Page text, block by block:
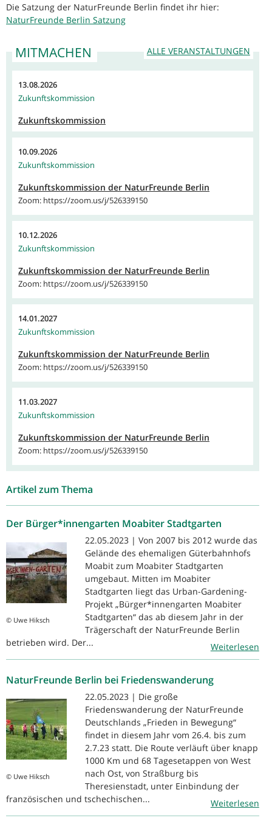
Die Satzung der NaturFreunde Berlin findet ihr hier:
NaturFreunde Berlin Satzung
ALLE VERANSTALTUNGEN
MITMACHEN
13.08.2026
Zukunftskommission
Zukunftskommission
10.09.2026
Zukunftskommission
Zukunftskommission der NaturFreunde Berlin
Zoom: https://zoom.us/j/526339150
10.12.2026
Zukunftskommission
Zukunftskommission der NaturFreunde Berlin
Zoom: https://zoom.us/j/526339150
14.01.2027
Zukunftskommission
Zukunftskommission der NaturFreunde Berlin
Zoom: https://zoom.us/j/526339150
11.03.2027
Zukunftskommission
Zukunftskommission der NaturFreunde Berlin
Zoom: https://zoom.us/j/526339150
Artikel zum Thema
Der Bürger*innengarten Moabiter Stadtgarten
© Uwe Hiksch
22.05.2023 | Von 2007 bis 2012 wurde das
Gelände des ehemaligen Güterbahnhofs
Moabit zum Moabiter Stadtgarten
umgebaut. Mitten im Moabiter
Stadtgarten liegt das Urban-Gardening-
Projekt „Bürger*innengarten Moabiter
Stadtgarten“ das ab diesem Jahr in der
Trägerschaft der NaturFreunde Berlin
betrieben wird. Der...
Weiterlesen
NaturFreunde Berlin bei Friedenswanderung
© Uwe Hiksch
22.05.2023 | Die große
Friedenswanderung der NaturFreunde
Deutschlands „Frieden in Bewegung“
findet in diesem Jahr vom 26.4. bis zum
2.7.23 statt. Die Route verläuft über knapp
1000 Km und 68 Tagesetappen von West
nach Ost, von Straßburg bis
Theresienstadt, unter Einbindung der
französischen und tschechischen...
Weiterlesen